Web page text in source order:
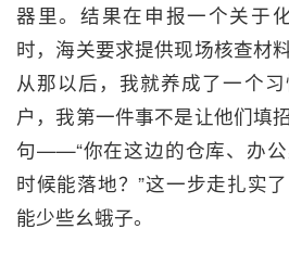
器里。结果在申报一个关于
时，海关要求提供现场核查材
从那以后，我就养成了一个
户，我第一件事不是让他们填
句——“你在这边的仓库、办
时候能落地？”这一步走扎实
能少些幺蛾子。